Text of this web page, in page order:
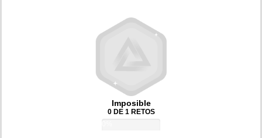
Imposible
0 DE 1 RETOS